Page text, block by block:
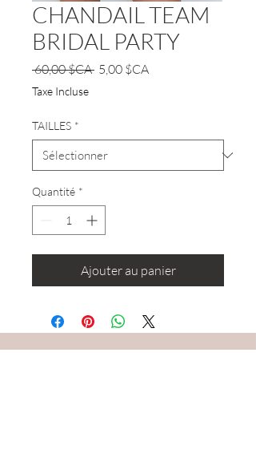
CHANDAIL TEAM
BRIDAL PARTY
60,00 $CA Prix
5,00 $CAPrix
Taxe Incluse
TAILLES *
Quantité *
Ajouter au panier